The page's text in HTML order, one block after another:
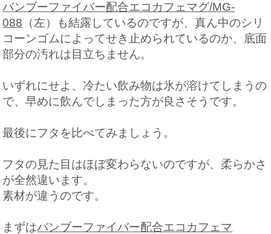
バンブーファイバー配合エコカフェマグ/MG-
088 （左）も結露しているのですが、真ん中のシリ
コーンゴムによってせき止められているのか、底面
部分の汚れは目立ちません。
いずれにせよ、冷たい飲み物は氷が溶けてしまうの
で、早めに飲んでしまった方が良さそうです。
最後にフタを比べてみましょう。
フタの見た目はほぼ変わらないのですが、柔らかさ
が全然違います。
素材が違うのです。
まずはバンブーファイバー配合エコカフェマ